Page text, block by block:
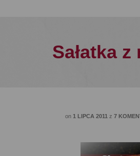
Sałatka
on 1 LIPCA 2011 z 7